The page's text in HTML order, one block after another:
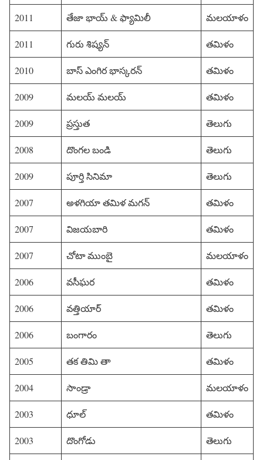
2011 తేజా భాయ్ & ఫ్యామిలీ మలయాళం
2011 గురు శిష్యన్ తమిళం
2010 బాస్ ఎంగిర భాస్కరన్ తమిళం
2009 మలయ్ మలయ్ తమిళం
2009 ప్రస్తుత తెలుగు
2008 దొంగల బండి తెలుగు
2009 పూర్తి సినిమా తెలుగు
2007 అళగియా తమిళ మగన్ తమిళం
2007 విజయబారి తమిళం
2007 చోటా ముంబై మలయాళం
2006 వసీఘర తమిళం
2006 వత్తియార్ తమిళం
2006 బంగారం తెలుగు
2005 తక తిమి తా తమిళం
2004 సాండ్రా మలయాళం
2003 ధూల్ తమిళం
2003 దొంగోడు తెలుగు